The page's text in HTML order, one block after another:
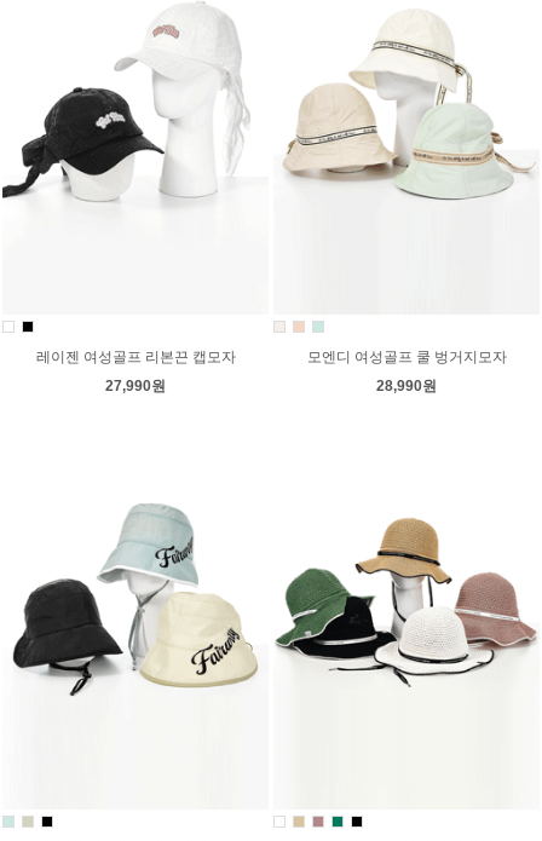
레이젠 여성골프 리본끈 캡모자
27,990원
모엔디 여성골프 쿨 벙거지모자
28,990원